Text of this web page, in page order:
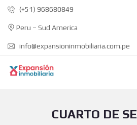
(+51) 968680849
Peru – Sud America
info@expansioninmobiliaria.com.pe
CUARTO DE